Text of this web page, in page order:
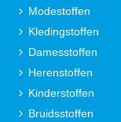
Modestoffen
Kledingstoffen
Damesstoffen
Herenstoffen
Kinderstoffen
Bruidsstoffen